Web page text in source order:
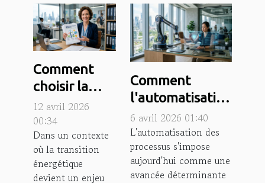
Comment
choisir la
meilleure
assurance
pour vos
audits
énergétiques
12 avril 2026
00:34
Dans un contexte
où la transition
énergétique
devient un enjeu
Comment
l'automatisation
des processus
peut
révolutionner la
gestion
6 avril 2026 01:40
L'automatisation des
processus s'impose
aujourd'hui comme une
avancée déterminante